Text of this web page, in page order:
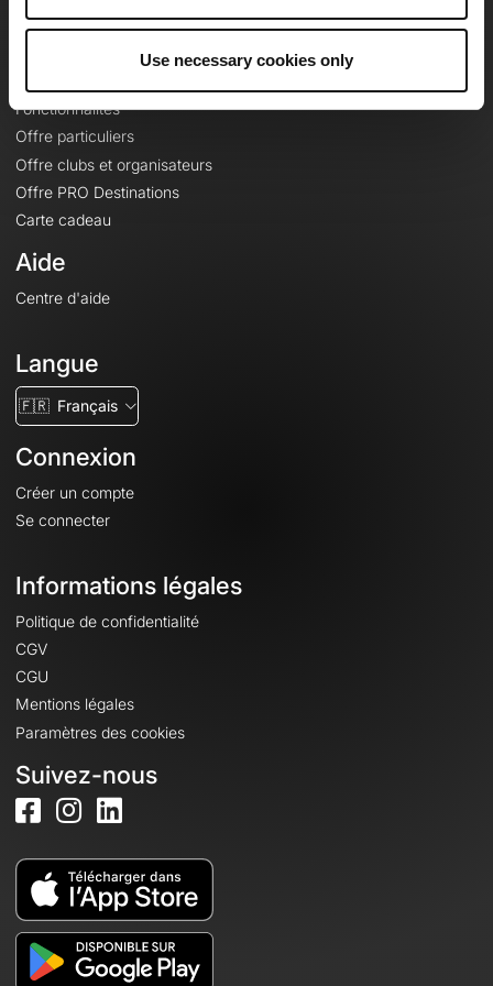
Use necessary cookies only
Fonctionnalités
Offre particuliers
Offre clubs et organisateurs
Offre PRO Destinations
Carte cadeau
Aide
Centre d'aide
Langue
🇫🇷 Français
Connexion
Créer un compte
Se connecter
Informations légales
Politique de confidentialité
CGV
CGU
Mentions légales
Paramètres des cookies
Suivez-nous